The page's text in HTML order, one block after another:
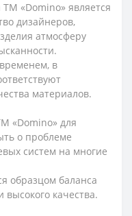
«Domino» является
дизайнеров,
атмосферу
в
материалов.
«Domino» для
о проблеме
систем на многие
образцом баланса
качества.